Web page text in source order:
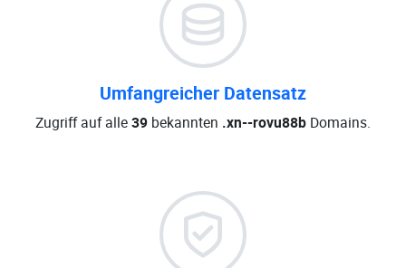
Umfangreicher Datensatz
Zugriff auf alle39 bekannten .xn--rovu88b Domains.